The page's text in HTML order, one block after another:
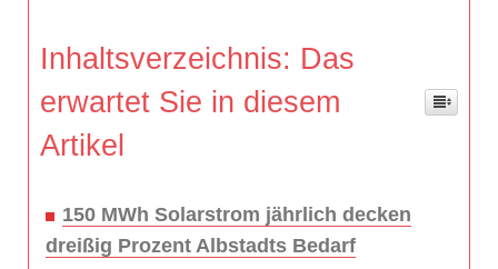
Inhaltsverzeichnis: Das
erwartet Sie in diesem
Artikel
150 MWh Solarstrom jährlich decken
dreißig Prozent Albstadts Bedarf